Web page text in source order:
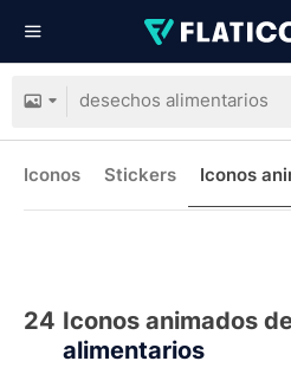
Iconos Stickers Iconos
24 Iconos animados
alimentarios